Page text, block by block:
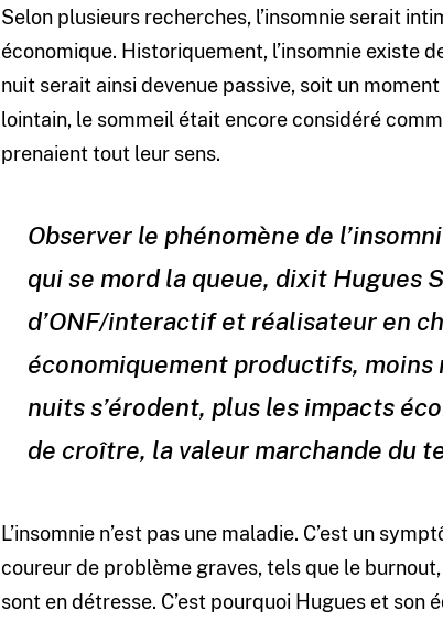
Selon plusieurs recherches, l’insomnie serait
économique. Historiquement, l’insomnie existe
nuit serait ainsi devenue passive, soit un
lointain, le sommeil était encore considéré
prenaient tout leur sens.
Observer le phénomène de
qui se mord la queue, dixit Hugues
d’ONF/interactif et réalisateur en
économiquement productifs, moins
nuits s’érodent, plus les impacts
de croître, la valeur marchande du
L’insomnie n’est pas une maladie. C’est un
coureur de problème graves, tels que le
sont en détresse. C’est pourquoi Hugues et